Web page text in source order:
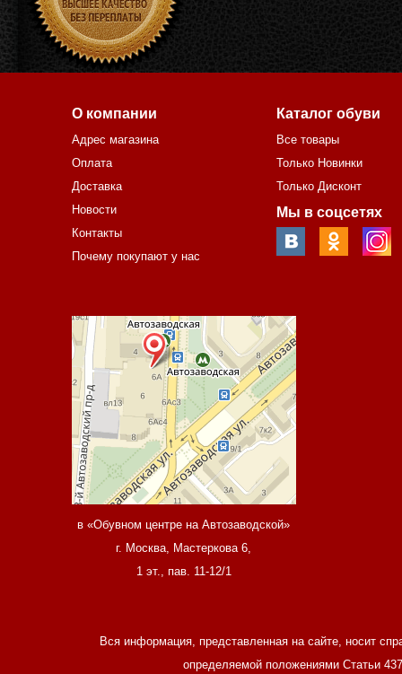
О компании
Адрес магазина
Оплата
Доставка
Новости
Контакты
Почему покупают у нас
Каталог обуви
Все товары
Только Новинки
Только Дисконт
Мы в соцсетях
в «Обувном центре на Автозаводской»
г. Москва, Мастеркова 6,
1 эт., пав. 11-12/1
Вся информация, представленная на сайте, носит
определяемой положениями Статьи